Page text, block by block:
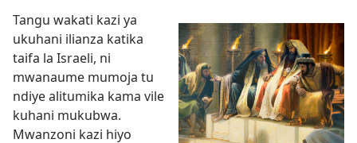
Tangu wakati kazi ya
ukuhani ilianza katika
taifa la Israeli, ni
mwanaume mumoja tu
ndiye alitumika kama vile
kuhani mukubwa.
Mwanzoni kazi hiyo